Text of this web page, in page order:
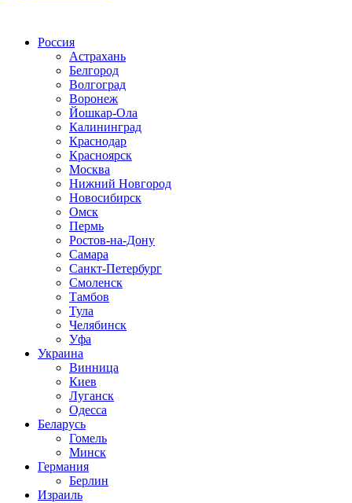
Россия
Астрахань
Белгород
Волгоград
Воронеж
Йошкар-Ола
Калининград
Краснодар
Красноярск
Москва
Нижний Новгород
Новосибирск
Омск
Пермь
Ростов-на-Дону
Самара
Санкт-Петербург
Смоленск
Тамбов
Тула
Челябинск
Уфа
Украина
Винница
Киев
Луганск
Одесса
Беларусь
Гомель
Минск
Германия
Берлин
Израиль